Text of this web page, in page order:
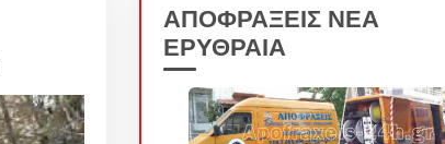
ΑΠΟΦΡΑΞΕΙΣ ΝΕΑ
ΕΡΥΘΡΑΙΑ